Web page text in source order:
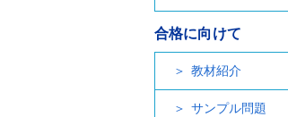
合格に向けて
教材紹介
サンプル問題